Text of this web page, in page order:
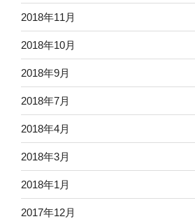
2018年11月
2018年10月
2018年9月
2018年7月
2018年4月
2018年3月
2018年1月
2017年12月